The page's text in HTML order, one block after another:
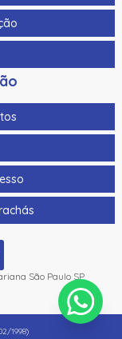
São Paulo SP
1998)